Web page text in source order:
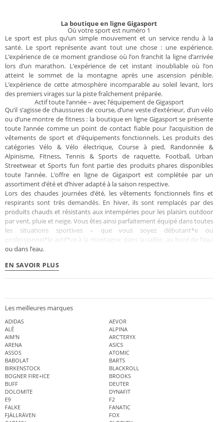
La boutique en ligne Gigasport
Où votre sport est numéro 1
Le sport est plus qu’un simple mouvement et un service rendu à la
santé. Le sport représente avant tout une chose : une expérience.
L’expérience de ce moment grandiose où l’on franchit la ligne d’arrivée
lors d’un marathon. L’expérience de cet instant inoubliable où l’on
atteint le sommet de la montagne après une ascension pénible.
L’expérience de cette atmosphère incomparable au soleil levant, lors
des premiers virages sur la piste fraîchement préparée.
Actif toute l’année – avec l’équipement de Gigasport
Qu’il s’agisse de chaussures de course, d’une veste d’extérieur, d’un vélo
ou d’une montre de fitness : la boutique en ligne Gigasport se présente
toute l’année comme un point de contact fiable pour l’acquisition de
vêtements de sport et d’équipements fonctionnels. Les produits des
catégories Vélo & Vélo électrique, Course à pied, Randonnée &
Alpinisme, Fitness, Tennis & Sports de raquette, Football, Urban
Streetwear et Sports fun font partie des produits phares disponibles
toute l’année. L’offre en ligne de Gigasport est complétée par un
assortiment d’été et d’hiver adapté à la saison respective.
Lors des chaudes journées d’été, les vêtements fonctionnels fins et
respirants sont très demandés. En hiver, ils sont remplacés par des
produits chauds et résistants aux intempéries pour les plaisirs outdoor
par vent, pluie et neige. Vous êtes ainsi parfaitement équipé dans toutes
les situations sportives – que vous soyez débutant*e ou
professionnel*le actif*ve à la montagne, dans la vallée, au bord de l’eau
ou dans l’eau.
EN SAVOIR PLUS
Les meilleures marques
ADIDAS
AEVOR
ALÉ
ALPINA
AIM'N
ARC'TERYX
ARENA
ASICS
ASSOS
ATOMIC
BABOLAT
BARTS
BIRKENSTOCK
BLACKROLL
BOGNER FIRE+ICE
BROOKS
BUFF
DEUTER
DOLOMITE
DYNAFIT
E9
F2
FALKE
FANATIC
FJÄLLRÄVEN
FOX